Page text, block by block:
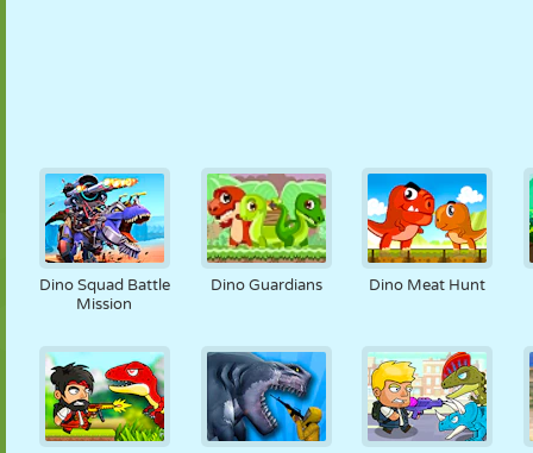
Dino Squad Battle
Mission
Dino Guardians Dino Meat Hunt